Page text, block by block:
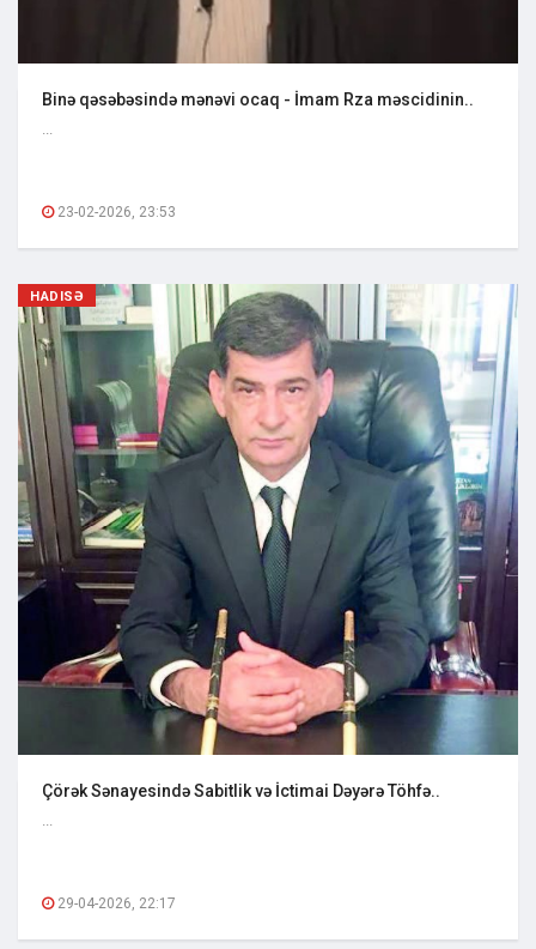
Binə qəsəbəsində mənəvi ocaq - İmam Rza məscidinin..
...
23-02-2026, 23:53
HADISƏ
Çörək Sənayesində Sabitlik və İctimai Dəyərə Töhfə..
...
29-04-2026, 22:17